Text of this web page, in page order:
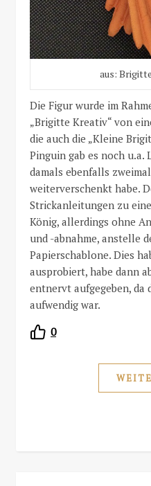
aus:
Die Figur wurde im
„Brigitte Kreativ“ von
die auch die „Kleine
Pinguin gab es noch u.a.
damals ebenfalls
weiterverschenkt habe.
Strickanleitungen zu
König, allerdings ohne
und -abnahme, anstelle
Papierschablone. Dies
ausprobiert, habe dann
entnervt aufgegeben, da
aufwendig war.
0